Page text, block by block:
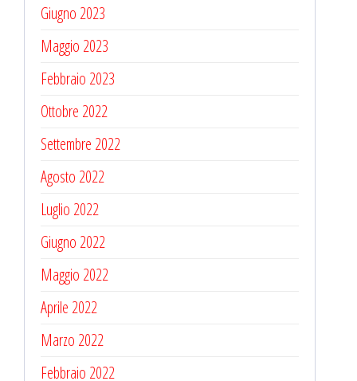
Giugno 2023
Maggio 2023
Febbraio 2023
Ottobre 2022
Settembre 2022
Agosto 2022
Luglio 2022
Giugno 2022
Maggio 2022
Aprile 2022
Marzo 2022
Febbraio 2022